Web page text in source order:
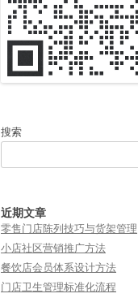
搜索
近期文章
零售门店陈列技巧与货架管理
小店社区营销推广方法
餐饮店会员体系设计方法
门店卫生管理标准化流程